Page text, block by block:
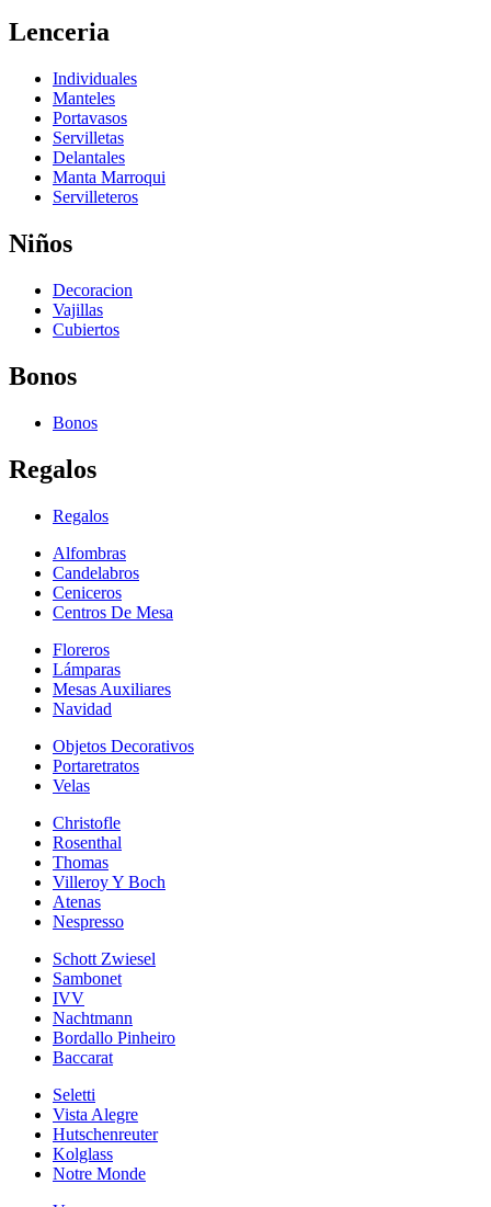
Lenceria
Individuales
Manteles
Portavasos
Servilletas
Delantales
Manta Marroqui
Servilleteros
Niños
Decoracion
Vajillas
Cubiertos
Bonos
Bonos
Regalos
Regalos
Alfombras
Candelabros
Ceniceros
Centros De Mesa
Floreros
Lámparas
Mesas Auxiliares
Navidad
Objetos Decorativos
Portaretratos
Velas
Christofle
Rosenthal
Thomas
Villeroy Y Boch
Atenas
Nespresso
Schott Zwiesel
Sambonet
IVV
Nachtmann
Bordallo Pinheiro
Baccarat
Seletti
Vista Alegre
Hutschenreuter
Kolglass
Notre Monde